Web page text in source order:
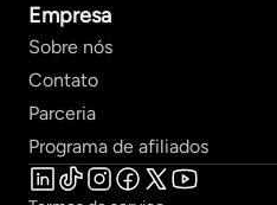
Empresa
Sobre nós
Contato
Parceria
Programa de afiliados